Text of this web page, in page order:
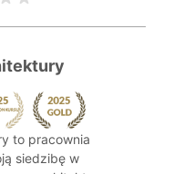
to pracownia
siedzibę w